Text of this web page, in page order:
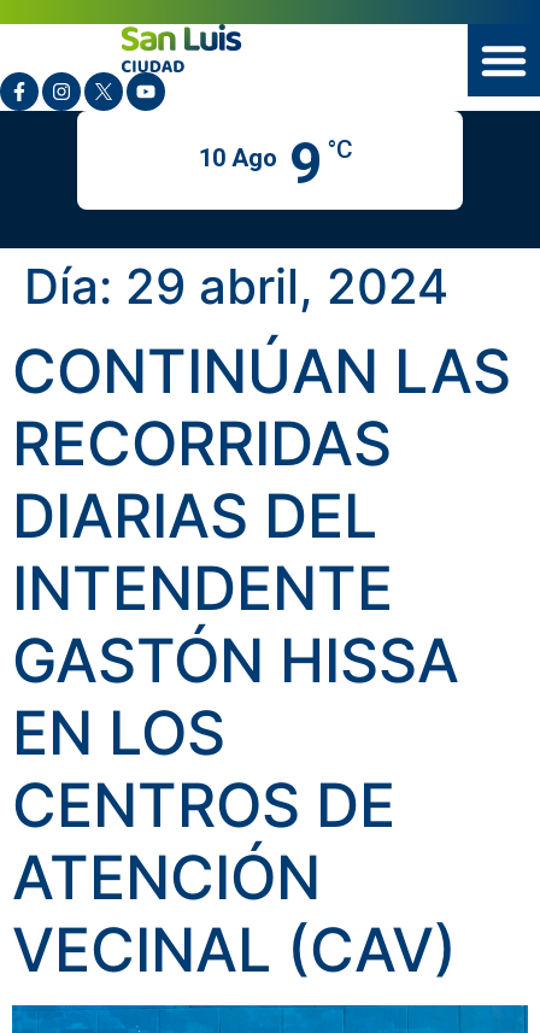
10 Ago 9 °C
Día: 29 abril, 2024
CONTINÚAN LAS
RECORRIDAS
DIARIAS DEL
INTENDENTE
GASTÓN HISSA
EN LOS
CENTROS DE
ATENCIÓN
VECINAL (CAV)